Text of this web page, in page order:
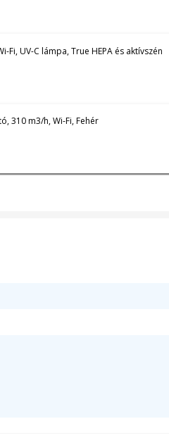
Fi, UV-C lámpa, True HEPA és aktívszén
310 m3/h, Wi-Fi, Fehér